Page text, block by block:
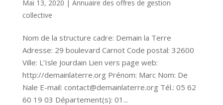
Mai 13, 2020 | Annuaire des offres de gestion
collective
Nom de la structure cadre: Demain la Terre
Adresse: 29 boulevard Carnot Code postal: 32600
Ville: L’Isle Jourdain Lien vers page web:
http://demainlaterre.org Prénom: Marc Nom: De
Nale E-mail: contact@demainlaterre.org Tél.: 05 62
60 19 03 Département(s): 01...